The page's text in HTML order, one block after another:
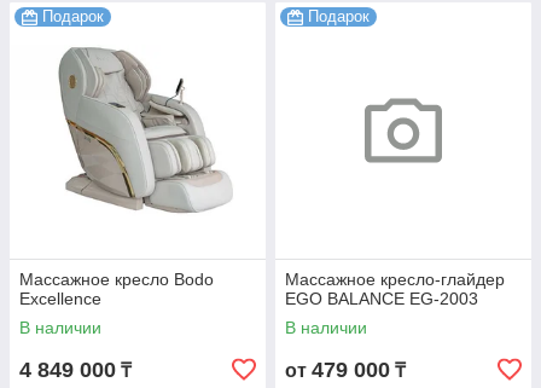
Подарок
Массажное кресло Bodo
Excellence
В наличии
4 849 000 ₸
Подарок
Массажное кресло-глайдер
EGO BALANCE EG-2003
В наличии
от 479 000 ₸